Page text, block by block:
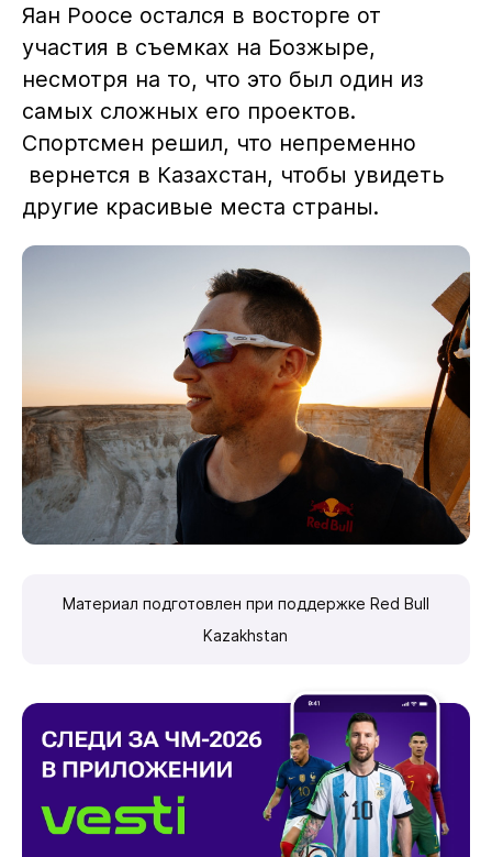
Яан Роосе остался в восторге от
участия в съемках на Бозжыре,
несмотря на то, что это был один из
самых сложных его проектов.
Спортсмен решил, что непременно
вернется в Казахстан, чтобы увидеть
другие красивые места страны.
Материал подготовлен при поддержке Red Bull
Kazakhstan